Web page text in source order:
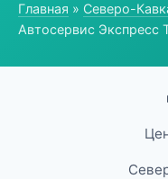
Главная » Северо-
Автосервис Экспресс